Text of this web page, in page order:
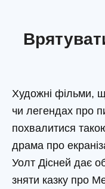
Художні фільми,
чи легендах про
похвалитися
драма про
Уолт Дісней дає
зняти казку про